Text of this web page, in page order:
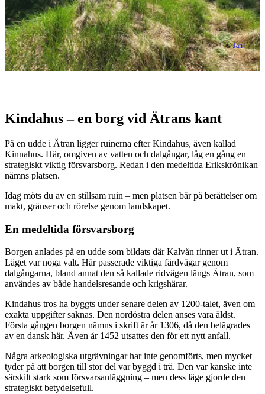
©Jan
Kindahus – en borg vid Ätrans kant
På en udde i Ätran ligger ruinerna efter Kindahus, även kallad
Kinnahus. Här, omgiven av vatten och dalgångar, låg en gång en
strategiskt viktig försvarsborg. Redan i den medeltida Erikskrönikan
nämns platsen.
Idag möts du av en stillsam ruin – men platsen bär på berättelser om
makt, gränser och rörelse genom landskapet.
En medeltida försvarsborg
Borgen anlades på en udde som bildats där Kalvån rinner ut i Ätran.
Läget var noga valt. Här passerade viktiga färdvägar genom
dalgångarna, bland annat den så kallade ridvägen längs Ätran, som
användes av både handelsresande och krigshärar.
Kindahus tros ha byggts under senare delen av 1200-talet, även om
exakta uppgifter saknas. Den nordöstra delen anses vara äldst.
Första gången borgen nämns i skrift är år 1306, då den belägrades
av en dansk här. Även år 1452 utsattes den för ett nytt anfall.
Några arkeologiska utgrävningar har inte genomförts, men mycket
tyder på att borgen till stor del var byggd i trä. Den var kanske inte
särskilt stark som försvarsanläggning – men dess läge gjorde den
strategiskt betydelsefull.